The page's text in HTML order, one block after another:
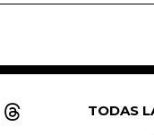
TODAS